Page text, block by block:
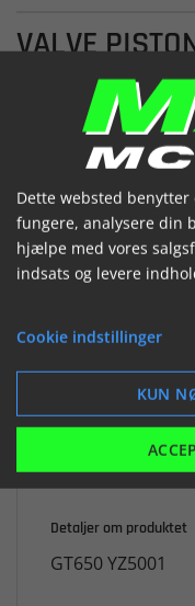
VALVE

 Er på
1.400,27 kr.
Detaljer om produktet
GT650 YZ5001
Dette websted
fungere, analysere din
hjælpe med vores
indsats og levere
Cookie indstillinger
KUN